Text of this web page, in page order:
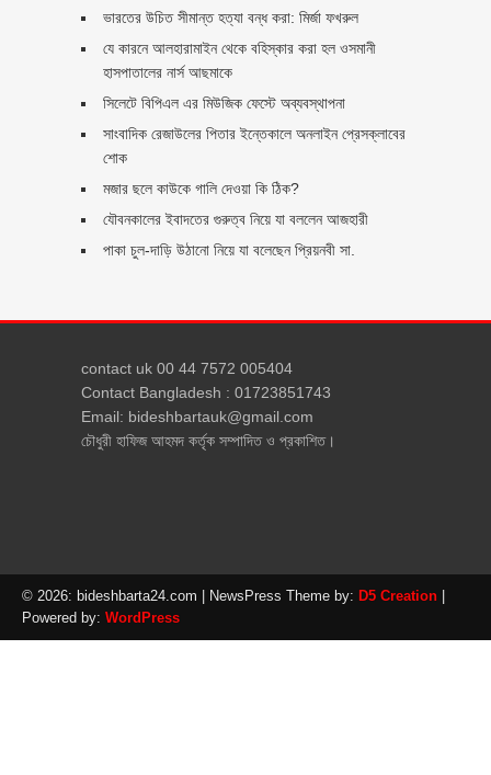
ভারতের উচিত সীমান্ত হত্যা বন্ধ করা: মির্জা ফখরুল
যে কারনে আলহারামাইন থেকে বহিস্কার করা হল ওসমানী
হাসপাতালের নার্স আছমাকে
সিলেটে বিপিএল এর মিউজিক ফেস্টে অব্যবস্থাপনা
সাংবাদিক রেজাউলের পিতার ইন্তেকালে অনলাইন প্রেসক্লাবের
শোক
মজার ছলে কাউকে গালি দেওয়া কি ঠিক?
যৌবনকালের ইবাদতের গুরুত্ব নিয়ে যা বললেন আজহারী
পাকা চুল-দাড়ি উঠানো নিয়ে যা বলেছেন প্রিয়নবী সা.
contact uk 00 44 7572 005404
Contact Bangladesh : 01723851743
Email: bideshbartauk@gmail.com
চৌধুরী হাফিজ আহমদ কর্তৃক সম্পাদিত ও প্রকাশিত।
© 2026: bideshbarta24.com | NewsPress Theme by: D5 Creation
Powered by: WordPress